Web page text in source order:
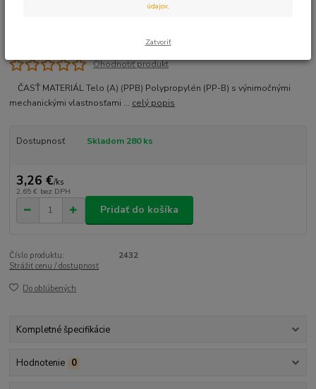
Ohodnotiť produkt
ČASŤ MATERIÁL Telo (A) (PPB) Polypropylén (PP-B) s výnimočnými
mechanickými vlastnosťami ... celý popis
Dostupnosť Skladom 280 ks
3,26 €/ks
2,65 € bez DPH
Pridať do košíka
Číslo produktu:
2432
Strážiť cenu / dostupnosť
Do obľúbených
Kompletné špecifikácie
Hodnotenie 0
údajov
Zatvoriť